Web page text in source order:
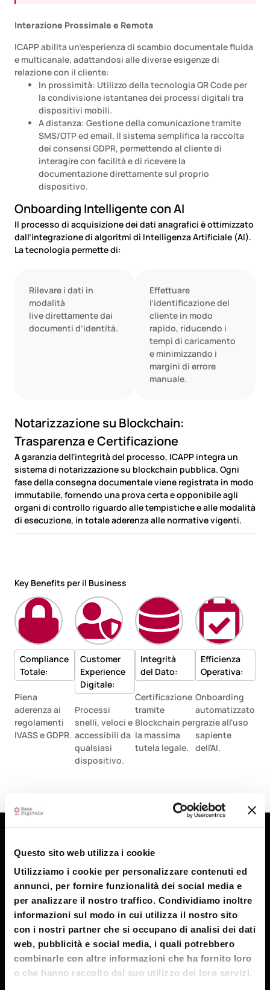
Questo sito web utilizza i cookie
Utilizziamo i cookie per personalizzare contenuti ed
annunci, per fornire funzionalità dei social media e
per analizzare il nostro traffico. Condividiamo inoltre
informazioni sul modo in cui utilizza il nostro sito
con i nostri partner che si occupano di analisi dei dati
web, pubblicità e social media, i quali potrebbero
combinarle con altre informazioni che ha fornito loro
o che hanno raccolto dal suo utilizzo dei loro servizi.
Interazione Prossimale e Remota
ICAPP abilita un’esperienza di scambio documentale fluida
e multicanale, adattandosi alle diverse esigenze di
relazione con il cliente:
In prossimità: Utilizzo della tecnologia QR Code per
la condivisione istantanea dei processi digitali tra
dispositivi mobili.
A distanza: Gestione della comunicazione tramite
SMS/OTP ed email. Il sistema semplifica la raccolta
dei consensi GDPR, permettendo al cliente di
interagire con facilità e di ricevere la
documentazione direttamente sul proprio
dispositivo.
Onboarding Intelligente con AI
Il processo di acquisizione dei dati anagrafici è ottimizzato
dall’integrazione di algoritmi di Intelligenza Artificiale (AI).
La tecnologia permette di:
Rilevare i dati in
modalità
livedirettamente dai
documenti d’identità.
Effettuare
l’identificazione del
cliente in modo
rapido, riducendo i
tempi di caricamento
e minimizzando i
margini di errore
manuale.
Notarizzazione su Blockchain:
Trasparenza e Certificazione
A garanzia dell'integrità del processo, ICAPP integra un
sistema di notarizzazione su blockchain pubblica. Ogni
fase della consegna documentale viene registrata in modo
immutabile, fornendo una prova certa e opponibile agli
organi di controllo riguardo alle tempistiche e alle modalità
di esecuzione, in totale aderenza alle normative vigenti.
Key Benefits per il Business
Compliance
Totale:
Piena
aderenza ai
regolamenti
IVASS e GDPR.
Customer
Experience
Digitale:
Processi
snelli, veloci e
accessibili da
qualsiasi
dispositivo.
Integrità
del Dato:
Certificazione
tramite
Blockchain per
la massima
tutela legale.
Efficienza
Operativa:
Onboarding
automatizzato
grazie all'uso
sapiente
dell'AI.
Caratteristiche Principali:
Onboarding del Cliente
Identity Document recognize